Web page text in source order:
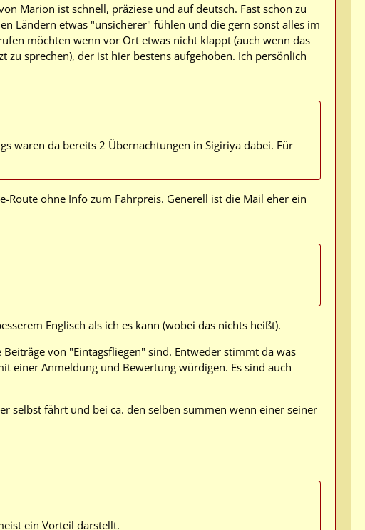
Marion ist schnell, präziese und auf deutsch. Fast schon zu
Ländern etwas "unsicherer" fühlen und die gern sonst alles im
möchten wenn vor Ort etwas nicht klappt (auch wenn das
sprechen), der ist hier bestens aufgehoben. Ich persönlich
waren da bereits 2 Übernachtungen in Sigiriya dabei. Für
Route ohne Info zum Fahrpreis. Generell ist die Mail eher ein
Englisch als ich es kann (wobei das nichts heißt).
von "Eintagsfliegen" sind. Entweder stimmt da was
einer Anmeldung und Bewertung würdigen. Es sind auch
selbst fährt und bei ca. den selben summen wenn einer seiner
ein Vorteil darstellt.